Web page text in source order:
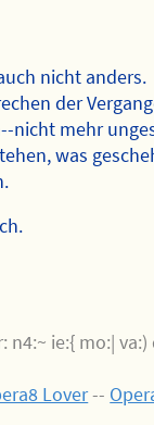
nicht anders.
der
nicht mehr
was
n4:~ ie:{ mo:| va:)
Lover--